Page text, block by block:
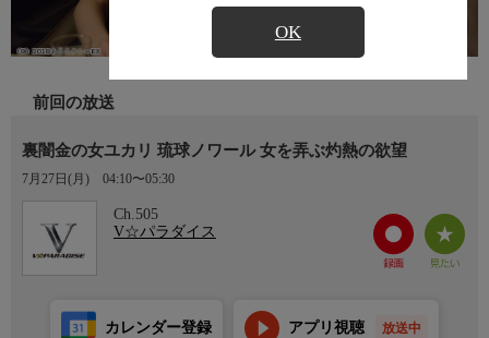
OK
前回の放送
裏闇金の女ユカリ 琉球ノワール 女を弄ぶ灼熱の欲望
7月27日(月) 04:10〜05:30
Ch.505
V☆パラダイス
カレンダー登録 アプリ視聴 放送中